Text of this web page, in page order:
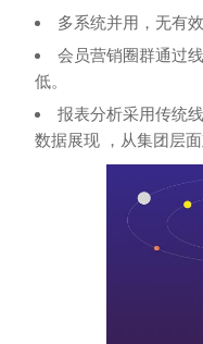
多系统并用，无有
会员营销圈群通过
低。
报表分析采用传统
数据展现 ，从集团层